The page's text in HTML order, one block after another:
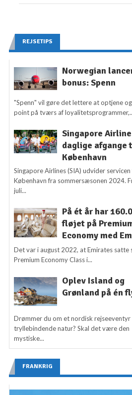
REJSETIPS
Norwegian
bonus: Spenn
"Spenn" vil gøre det lettere at optjene
point på tværs af
Singapore
daglige afgange
København
Singapore Airlines (SIA) udvider servicen
København fra sommersæsonen 2024.
juli...
På ét år har
fløjet på
Economy med
Det var i august 2022, at Emirates satte
Premium Economy Class i...
Oplev Island og
Grønland på én
Drømmer du om et nordisk rejseeventyr
tryllebindende natur? Skal det være den
mystiske...
FRANKRIG